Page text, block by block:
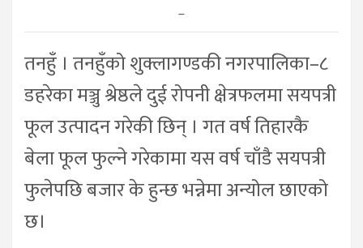
–
तनहुँ । तनहुँको शुक्लागण्डकी नगरपालिका–८
डहरेका मञ्जु श्रेष्ठले दुई रोपनी क्षेत्रफलमा सयपत्री
फूल उत्पादन गरेकी छिन् । गत वर्ष तिहारकै
बेला फूल फुल्ने गरेकामा यस वर्ष चाँडै सयपत्री
फुलेपछि बजार के हुन्छ भन्नेमा अन्योल छाएको
छ।